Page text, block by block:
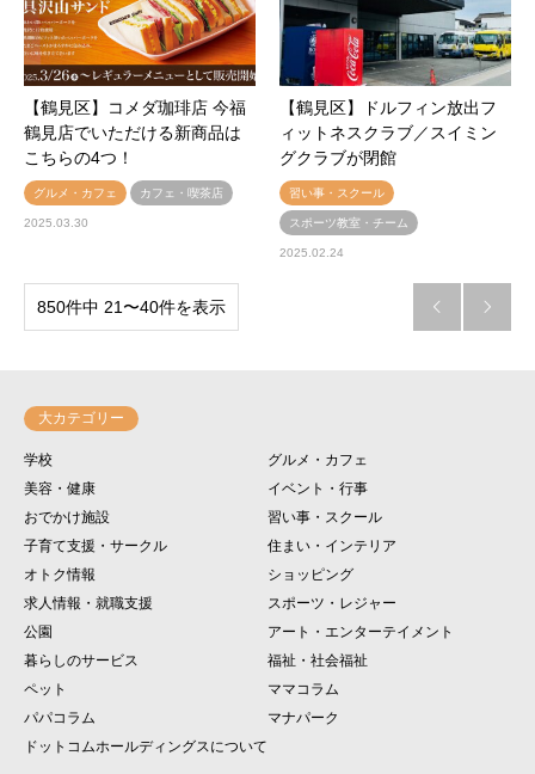
【鶴見区】コメダ珈琲店 今福
鶴見店でいただける新商品は
こちらの4つ！
グルメ・カフェ カフェ・喫茶店
2025.03.30
【鶴見区】ドルフィン放出フ
ィットネスクラブ／スイミン
グクラブが閉館
習い事・スクール
スポーツ教室・チーム
2025.02.24
850件中 21〜40件を表示  
大カテゴリー
学校
グルメ・カフェ
美容・健康
イベント・行事
おでかけ施設
習い事・スクール
子育て支援・サークル
住まい・インテリア
オトク情報
ショッピング
求人情報・就職支援
スポーツ・レジャー
公園
アート・エンターテイメント
暮らしのサービス
福祉・社会福祉
ペット
ママコラム
パパコラム
マナパーク
ドットコムホールディングスについて